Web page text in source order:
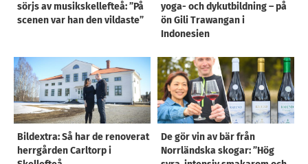
sörjs av musikskellefteå: ”På
scenen var han den vildaste”
yoga- och dykutbildning – på
ön Gili Trawangan i
Indonesien
Bildextra: Så har de renoverat
herrgården Carltorp i
De gör vin av bär från
Norrländska skogar: ”Hög